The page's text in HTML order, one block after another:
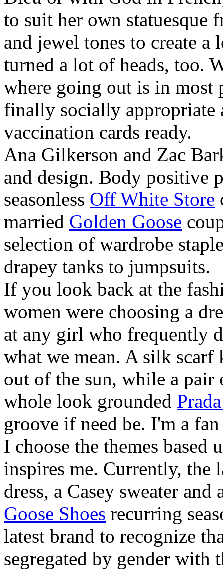
to suit her own statuesque
and jewel tones to create
turned a lot of heads, too.
where going out is in most
finally socially appropriate
vaccination cards ready.
Ana Gilkerson and Zac
and design. Body positive
seasonless Off White Store
married Golden Goose
selection of wardrobe
drapey tanks to jumpsuits.
If you look back at the
women were choosing a
at any girl who frequently
what we mean. A silk scarf
out of the sun, while a pair
whole look grounded
groove if need be. I'm a
I choose the themes
inspires me. Currently, the
dress, a Casey sweater
Goose Shoes recurring
latest brand to recognize
segregated by gender with